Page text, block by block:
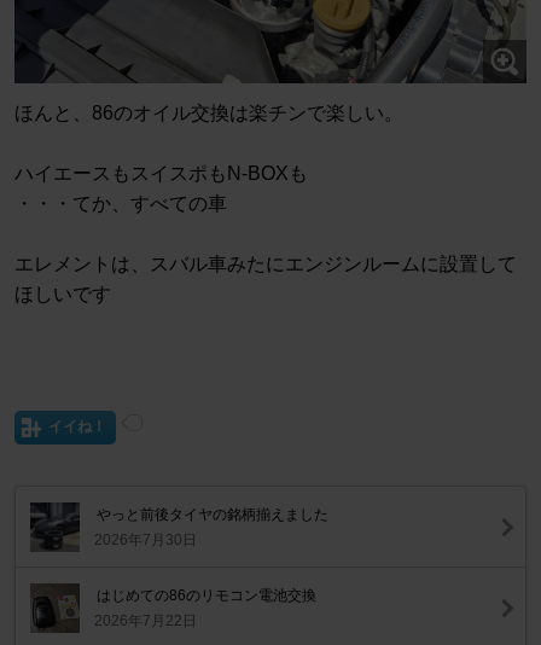
ほんと、86のオイル交換は楽チンで楽しい。
ハイエースもスイスポもN-BOXも
・・・てか、すべての車
エレメントは、スバル車みたにエンジンルームに設置して
ほしいです
イイね！
やっと前後タイヤの銘柄揃えました
2026年7月30日
はじめての86のリモコン電池交換
2026年7月22日